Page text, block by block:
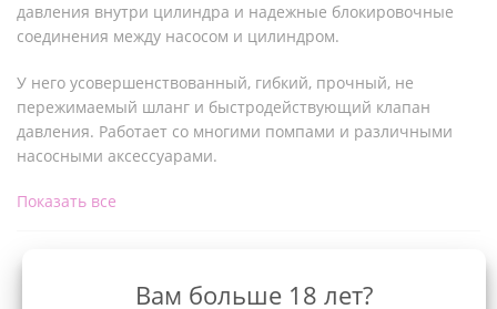
давления внутри цилиндра и надежные блокировочные
соединения между насосом и цилиндром.
У него усовершенствованный, гибкий, прочный, не
пережимаемый шланг и быстродействующий клапан
давления. Работает со многими помпами и различными
насосными аксессуарами.
Увеличьте свои соски, увеличьте свой пенис, стимулируйте
программ, которым нужно следовать.
Показать все
Характеристики
Вам больше 18 лет?